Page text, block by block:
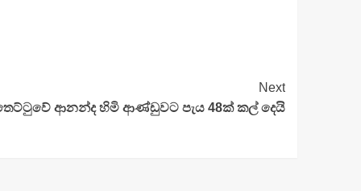
Next
ආනන්ද හිමි ආණ්ඩුවට පැය 48ක් කල් දෙයි